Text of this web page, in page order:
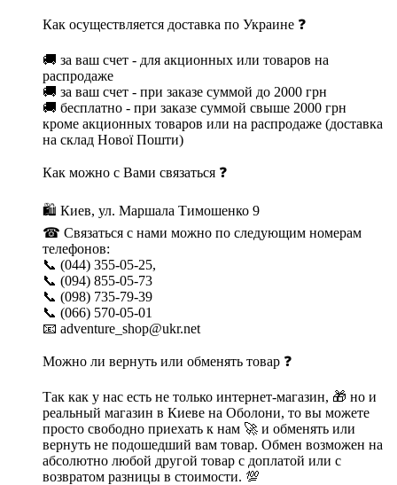
Как осуществляется доставка по Украине ❓
🚚 за ваш счет - для акционных или товаров на
распродаже
🚚 за ваш счет - при заказе суммой до 2000 грн
🚚 бесплатно - при заказе суммой свыше 2000 грн
кроме акционных товаров или на распродаже (доставка
на склад Нової Пошти)
Как можно с Вами связаться ❓
🛍 Киев, ул. Маршала Тимошенко 9
☎ Связаться с нами можно по следующим номерам
телефонов:
📞 (044) 355-05-25,
📞 (094) 855-05-73
📞 (098) 735-79-39
📞 (066) 570-05-01
📧 adventure_shop@ukr.net
Можно ли вернуть или обменять товар ❓
Так как у нас есть не только интернет-магазин, 🎁 но и
реальный магазин в Киеве на Оболони, то вы можете
просто свободно приехать к нам 🚀 и обменять или
вернуть не подошедший вам товар. Обмен возможен на
абсолютно любой другой товар с доплатой или с
возвратом разницы в стоимости. 💯